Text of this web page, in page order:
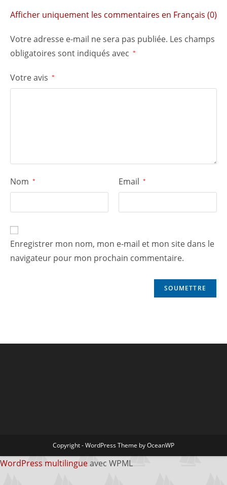
Afficher uniquement les commentaires en Français (0)
Votre adresse e-mail ne sera pas publiée. Les champs
obligatoires sont indiqués avec *
Votre avis *
Nom * Email *
Enregistrer mon nom, mon e-mail et mon site dans le
navigateur pour mon prochain commentaire.
Copyright - WordPress Theme by OceanWP
WordPress multilingueavec WPML